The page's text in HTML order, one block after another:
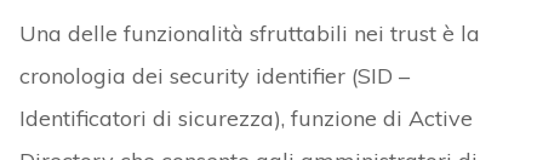
Una delle funzionalità sfruttabili nei trust è la
cronologia dei security identifier (SID –
Identificatori di sicurezza), funzione di Active